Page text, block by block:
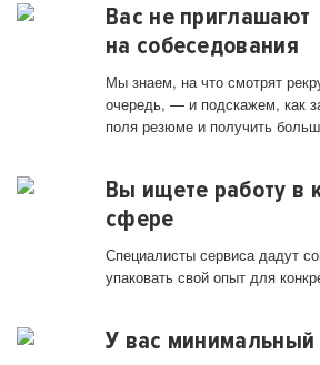
Вас не приглашают
на собеседования
Мы знаем, на что смотрят
очередь, — и подскажем, как
поля резюме и получить
Вы ищете работу в
сфере
Специалисты сервиса дадут
упаковать свой опыт для
У вас минимальный